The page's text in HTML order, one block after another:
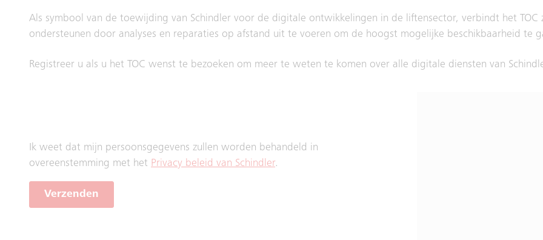
Als symbool van de toewijding van Schindler voor de digitale ontwikkelingen in de liftensector, verbindt het TOC
ondersteunen door analyses en reparaties op afstand uit te voeren om de hoogst mogelijke beschikbaarheid te
Registreer u als u het TOC wenst te bezoeken om meer te weten te komen over alle digitale diensten van
Ik weet dat mijn persoonsgegevens zullen worden behandeld in
overeenstemming met het Privacy beleid van Schindler.
Verzenden